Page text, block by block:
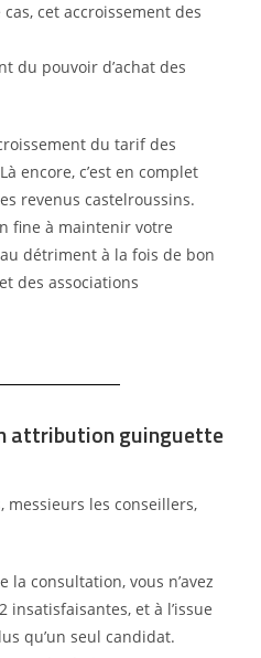
cet accroissement des
du pouvoir d’achat des
du tarif des
encore, c’est en complet
revenus castelroussins.
fine à maintenir votre
détriment à la fois de bon
des associations
attribution guinguette
messieurs les conseillers,
la consultation, vous n’avez
insatisfaisantes, et à l’issue
qu’un seul candidat.